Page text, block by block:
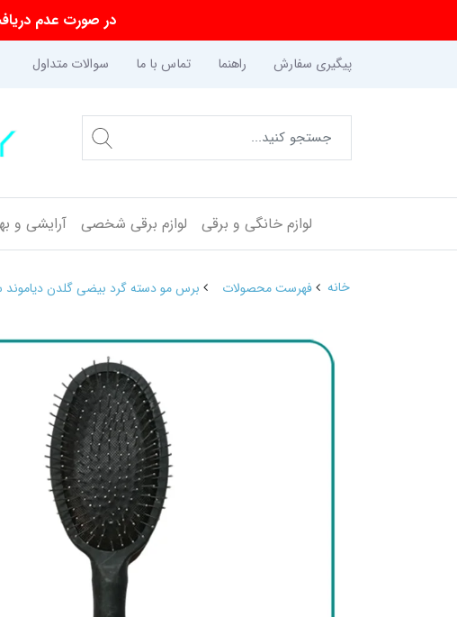
در صورت عدم
پیگیری سفارش راهنما تماس با ما سوالات متداول
لوازم خانگی و برقی لوازم برقی شخصی آرایشی و
خانه فهرست محصولات برس مو دسته گرد بیضی گلدن دیاموند